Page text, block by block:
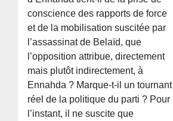
conscience des rapports de force
et de la mobilisation suscitée par
l’assassinat de Belaïd, que
l’opposition attribue, directement
mais plutôt indirectement, à
Ennahda ? Marque-t-il un tournant
réel de la politique du parti ? Pour
l’instant, il ne suscite que